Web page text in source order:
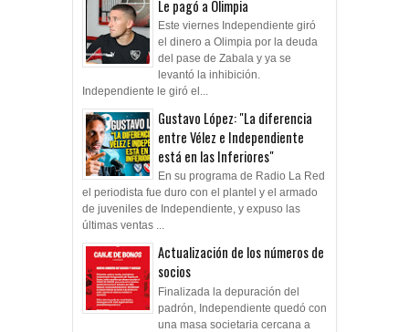
Le pagó a Olimpia
Este viernes Independiente giró
el dinero a Olimpia por la deuda
del pase de Zabala y ya se
levantó la inhibición.
Independiente le giró el...
Gustavo López: "La diferencia
entre Vélez e Independiente
está en las Inferiores"
En su programa de Radio La Red
el periodista fue duro con el plantel y el armado
de juveniles de Independiente, y expuso las
últimas ventas ...
Actualización de los números de
socios
Finalizada la depuración del
padrón, Independiente quedó con
una masa societaria cercana a